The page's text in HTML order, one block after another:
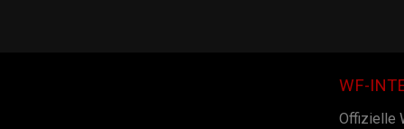
WF-
Offizielle